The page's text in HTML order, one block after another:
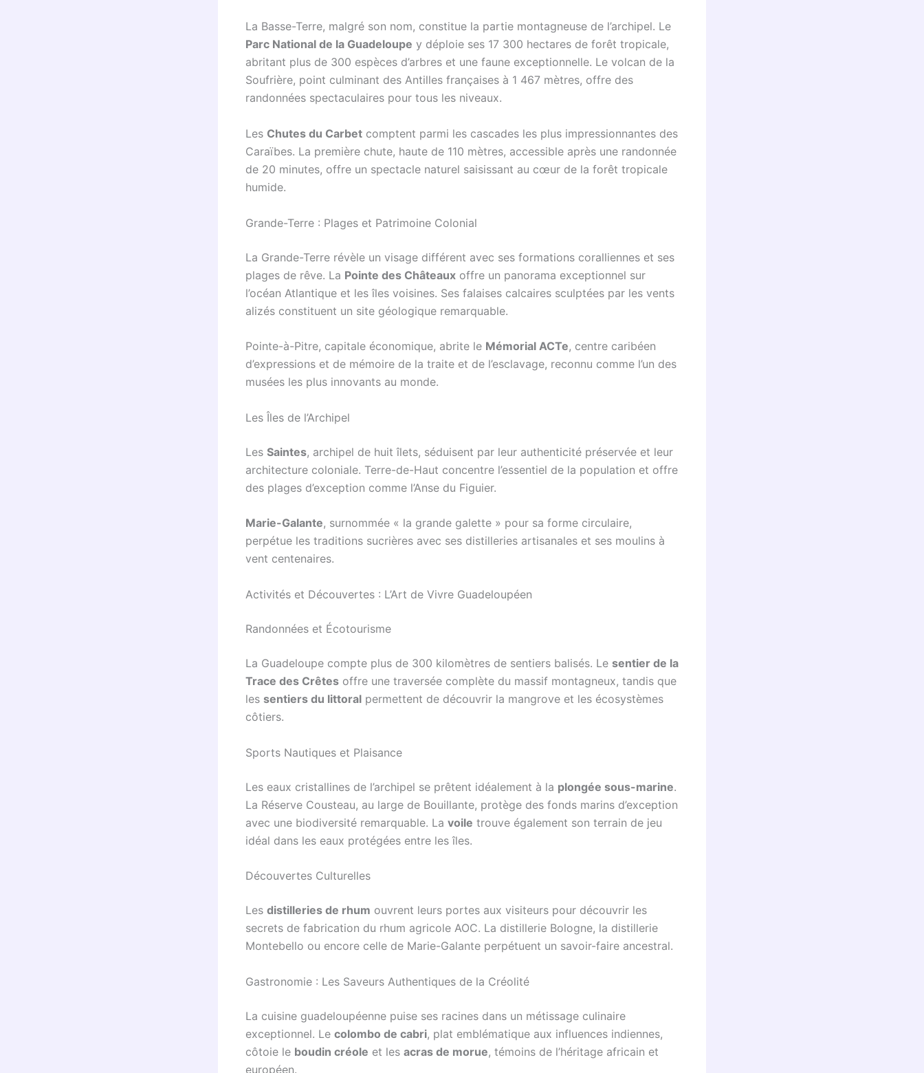
La Basse-Terre, malgré son nom, constitue la partie montagneuse de l’archipel. Le
Parc National de la Guadeloupe y déploie ses 17 300 hectares de forêt tropicale,
abritant plus de 300 espèces d’arbres et une faune exceptionnelle. Le volcan de la
Soufrière, point culminant des Antilles françaises à 1 467 mètres, offre des
randonnées spectaculaires pour tous les niveaux.
Les Chutes du Carbet comptent parmi les cascades les plus impressionnantes des
Caraïbes. La première chute, haute de 110 mètres, accessible après une randonnée
de 20 minutes, offre un spectacle naturel saisissant au cœur de la forêt tropicale
humide.
Grande-Terre : Plages et Patrimoine Colonial
La Grande-Terre révèle un visage différent avec ses formations coralliennes et ses
plages de rêve. La Pointe des Châteaux offre un panorama exceptionnel sur
l’océan Atlantique et les îles voisines. Ses falaises calcaires sculptées par les vents
alizés constituent un site géologique remarquable.
Pointe-à-Pitre, capitale économique, abrite le Mémorial ACTe, centre caribéen
d’expressions et de mémoire de la traite et de l’esclavage, reconnu comme l’un des
musées les plus innovants au monde.
Les Îles de l’Archipel
Les Saintes, archipel de huit îlets, séduisent par leur authenticité préservée et leur
architecture coloniale. Terre-de-Haut concentre l’essentiel de la population et offre
des plages d’exception comme l’Anse du Figuier.
Marie-Galante, surnommée « la grande galette » pour sa forme circulaire,
perpétue les traditions sucrières avec ses distilleries artisanales et ses moulins à
vent centenaires.
Activités et Découvertes : L’Art de Vivre Guadeloupéen
Randonnées et Écotourisme
La Guadeloupe compte plus de 300 kilomètres de sentiers balisés. Le sentier de la
Trace des Crêtes offre une traversée complète du massif montagneux, tandis que
les sentiers du littoral permettent de découvrir la mangrove et les écosystèmes
côtiers.
Sports Nautiques et Plaisance
Les eaux cristallines de l’archipel se prêtent idéalement à la plongée sous-marine.
La Réserve Cousteau, au large de Bouillante, protège des fonds marins d’exception
avec une biodiversité remarquable. La voile trouve également son terrain de jeu
idéal dans les eaux protégées entre les îles.
Découvertes Culturelles
Les distilleries de rhum ouvrent leurs portes aux visiteurs pour découvrir les
secrets de fabrication du rhum agricole AOC. La distillerie Bologne, la distillerie
Montebello ou encore celle de Marie-Galante perpétuent un savoir-faire ancestral.
Gastronomie : Les Saveurs Authentiques de la Créolité
La cuisine guadeloupéenne puise ses racines dans un métissage culinaire
exceptionnel. Le colombo de cabri, plat emblématique aux influences indiennes,
côtoie le boudin créole et les acras de morue, témoins de l’héritage africain et
européen.